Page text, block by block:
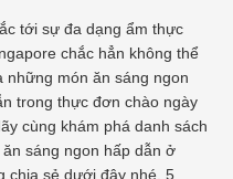
tới sự đa dạng ẩm thực
chắc hẳn không thể
những món ăn sáng ngon
trong thực đơn chào ngày
cùng khám phá danh sách
ăn sáng ngon hấp dẫn ở
chia sẻ dưới đây nhé. 5